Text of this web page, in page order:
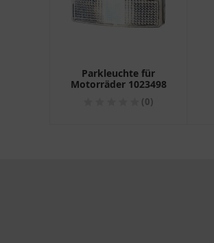
Parkleuchte für
Motorräder 1023498
(0)